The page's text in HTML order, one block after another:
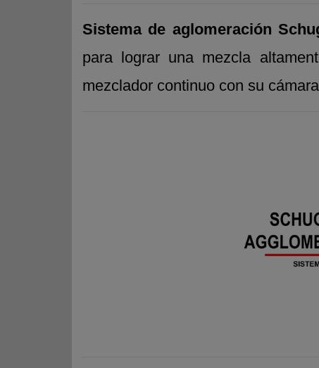
Sistema de aglomeración
para lograr una mezcla
mezclador continuo con su